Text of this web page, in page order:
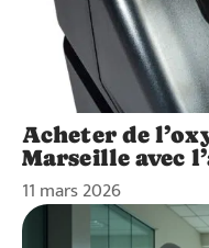
Acheter de
Marseille avec
11 mars 2026